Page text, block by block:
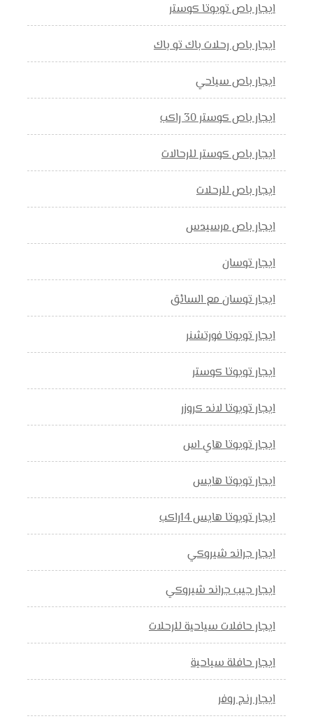
ايجار باص تويوتا كوستر
ايجار باص رحلات باك تو باك
ايجار باص سياحي
ايجار باص كوستر 30 راكب
ايجار باص كوستر للرحالات
ايجار باص للرحلات
ايجار باص مرسيدس
ايجار توسان
ايجار توسان مع السائق
ايجار تويوتا فورتشنر
ايجار تويوتا كوستر
ايجار تويوتا لاند كروزر
ايجار تويوتا هاي اس
ايجار تويوتا هايس
ايجار تويوتا هايس 14راكب
ايجار جراند شيروكي
ايجار جيب جراند شيروكي
ايجار حافلات سياحية للرحلات
ايجار حافلة سياحية
ايجار رنج روفر